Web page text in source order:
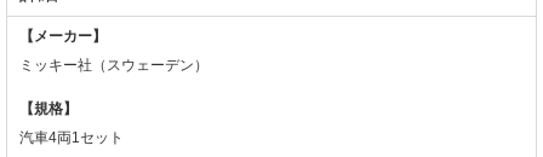
【メーカー】
ミッキー社（スウェーデン）
【規格】
汽車4両1セット